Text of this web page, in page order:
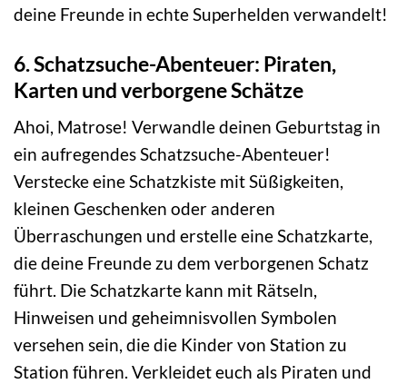
deine Freunde in echte Superhelden verwandelt!
6. Schatzsuche-Abenteuer: Piraten,
Karten und verborgene Schätze
Ahoi, Matrose! Verwandle deinen Geburtstag in
ein aufregendes Schatzsuche-Abenteuer!
Verstecke eine Schatzkiste mit Süßigkeiten,
kleinen Geschenken oder anderen
Überraschungen und erstelle eine Schatzkarte,
die deine Freunde zu dem verborgenen Schatz
führt. Die Schatzkarte kann mit Rätseln,
Hinweisen und geheimnisvollen Symbolen
versehen sein, die die Kinder von Station zu
Station führen. Verkleidet euch als Piraten und